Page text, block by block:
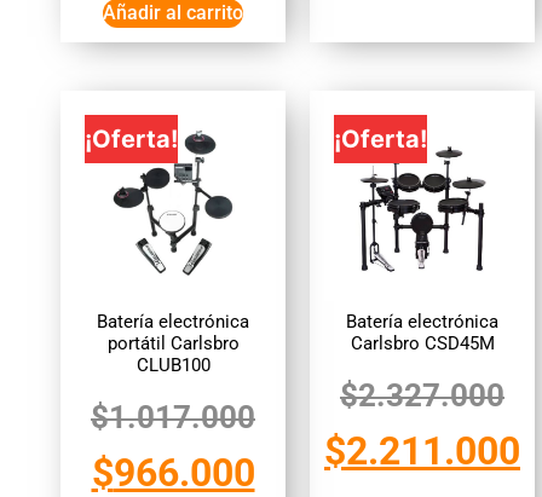
Añadir al carrito
¡Oferta!
Batería electrónica
portátil Carlsbro
CLUB100
$1.017.000
$966.000
¡Oferta!
Batería electrónica
Carlsbro CSD45M
$2.327.000
$2.211.000